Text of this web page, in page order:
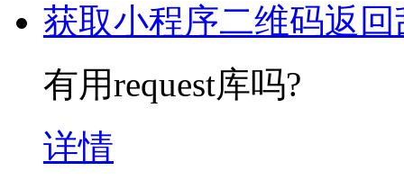
获取小程序二维码返回
有用request库吗?
详情